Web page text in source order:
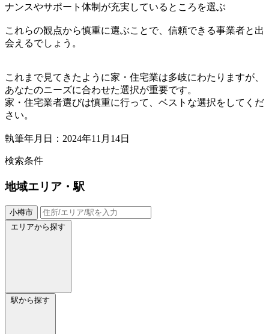
ナンスやサポート体制が充実しているところを選ぶ
これらの観点から慎重に選ぶことで、信頼できる事業者と出
会えるでしょう。
これまで見てきたように家・住宅業は多岐にわたりますが、
あなたのニーズに合わせた選択が重要です。
家・住宅業者選びは慎重に行って、ベストな選択をしてくだ
さい。
執筆年月日：2024年11月14日
検索条件
地域エリア・駅
小樽市
エリアから探す
駅から探す